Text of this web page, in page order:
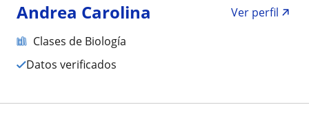
Andrea Carolina
Ver perfil
Clases de Biología
Datos verificados